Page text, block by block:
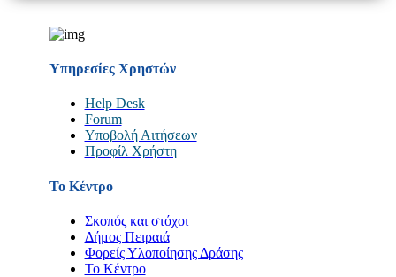
Υπηρεσίες Χρηστών
Help Desk
Forum
Υποβολή Αιτήσεων
Προφίλ Χρήστη
Το Κέντρο
Σκοπός και στόχοι
Δήμος Πειραιά
Φορείς Υλοποίησης Δράσης
Το Κέντρο